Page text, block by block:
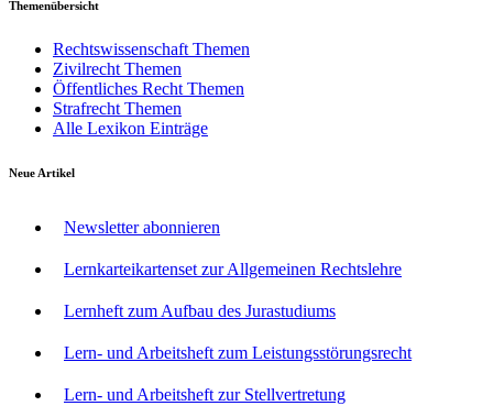
Themenübersicht
Rechtswissenschaft Themen
Zivilrecht Themen
Öffentliches Recht Themen
Strafrecht Themen
Alle Lexikon Einträge
Neue Artikel
Newsletter abonnieren
Lernkarteikartenset zur Allgemeinen Rechtslehre
Lernheft zum Aufbau des Jurastudiums
Lern- und Arbeitsheft zum Leistungsstörungsrecht
Lern- und Arbeitsheft zur Stellvertretung